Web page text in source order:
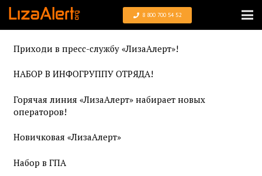
8 800 700 54 52
Приходи в пресс-службу «ЛизаАлерт»!
НАБОР В ИНФОГРУППУ ОТРЯДА!
Горячая линия «ЛизаАлерт» набирает новых
операторов!
Новичковая «ЛизаАлерт»
Набор в ГПА